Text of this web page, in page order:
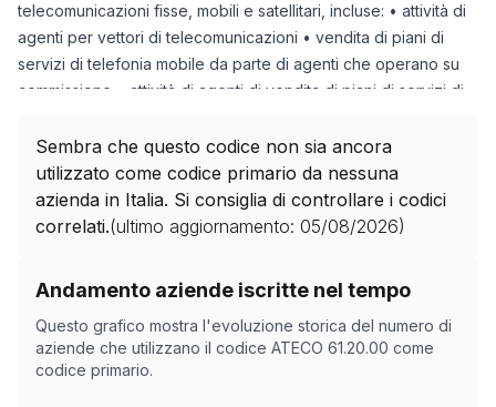
telecomunicazioni fisse, mobili e satellitari, incluse: • attività di
agenti per vettori di telecomunicazioni • vendita di piani di
servizi di telefonia mobile da parte di agenti che operano su
commissione • attività di agenti di vendita di piani di servizi di
telecomunicazioni mobili • attività di agenti per operatori di
rete virtuale mobile (MVNO) • erogazione di servizi di
accesso telefonico e a Internet in strutture aperte al pubblico
Sembra che questo codice non sia ancora
utilizzato come codice primario da nessuna
azienda in Italia. Si consiglia di controllare i codici
correlati.(ultimo aggiornamento: 05/08/2026)
Andamento aziende iscritte nel tempo
Questo grafico mostra l'evoluzione storica del numero di
aziende che utilizzano il codice ATECO 61.20.00 come
codice primario.
Storico numero di aziende con codice ATECO
Data rilevazione
08/04/2025
0
24/05/2025